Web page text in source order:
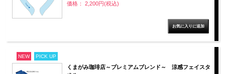
価格： 2,200円(税込)
NEW PICK UP
くまがみ珈琲店～プレミアムブレンド～ 涼感フェイスタ